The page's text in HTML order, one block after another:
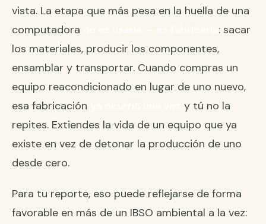
vista. La etapa que más pesa en la huella de una
computadora
: sacar
los materiales, producir los componentes,
ensamblar y transportar. Cuando compras un
equipo reacondicionado en lugar de uno nuevo,
esa fabricación
y tú no la
repites. Extiendes la vida de un equipo que ya
existe en vez de detonar la producción de uno
desde cero.
Para tu reporte, eso puede reflejarse de forma
favorable en más de un IBSO ambiental a la vez: